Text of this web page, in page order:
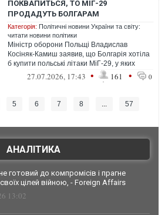
ПОКВАПИТЬСЯ, ТО МІГ-29
ПРОДАДУТЬ БОЛГАРАМ
Категорія: Політичні новини України та світу:
читати новини політики
Міністр оборони Польщі Владислав
Косіняк-Камиш заявив, що Болгарія хотіла
б купити польські літаки МіГ-29, у яких
зацікавлена Україна, але Варшава все...
27.07.2026, 17:43 • 161 • 0
5 6 7 8 ... 57
АНАЛІТИКА
готовий до компромісів і прагне
цілей війною, - Foreign Affairs
13:02